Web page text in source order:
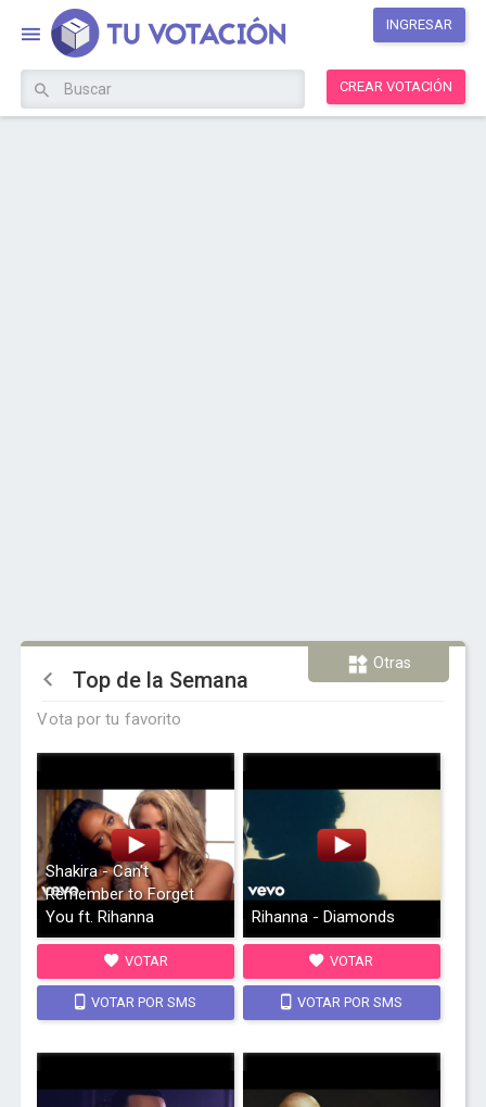
INGRESAR
CREAR VOTACIÓN
Otras
Top de la Semana
Vota por tu favorito
Shakira - Can't
Remember to Forget
You ft. Rihanna
VOTAR
VOTAR POR SMS
Rihanna - Diamonds
VOTAR
VOTAR POR SMS